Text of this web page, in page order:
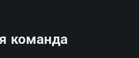
команда